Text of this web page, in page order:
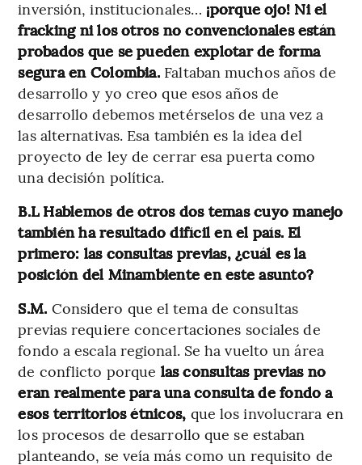
inversión, institucionales… ¡porque ojo! Ni el
fracking ni los otros no convencionales están
probados que se pueden explotar de forma
segura en Colombia. Faltaban muchos años de
desarrollo y yo creo que esos años de
desarrollo debemos metérselos de una vez a
las alternativas. Esa también es la idea del
proyecto de ley de cerrar esa puerta como
una decisión política.
B.L Hablemos de otros dos temas cuyo manejo
también ha resultado difícil en el país. El
primero: las consultas previas, ¿cuál es la
posición del Minambiente en este asunto?
S.M. Considero que el tema de consultas
previas requiere concertaciones sociales de
fondo a escala regional. Se ha vuelto un área
de conflicto porque las consultas previas no
eran realmente para una consulta de fondo a
esos territorios étnicos, que los involucrara en
los procesos de desarrollo que se estaban
planteando, se veía más como un requisito de